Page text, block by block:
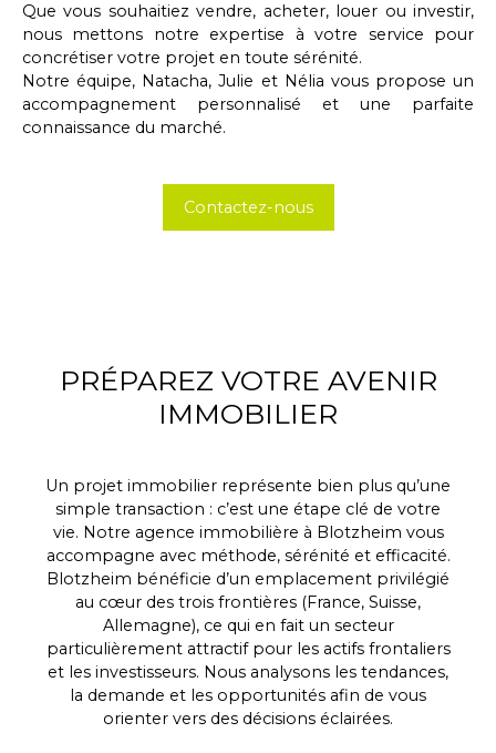
Que vous souhaitiez vendre, acheter, louer ou investir,
nous mettons notre expertise à votre service pour
concrétiser votre projet en toute sérénité.
Notre équipe, Natacha, Julie et Nélia vous propose un
accompagnement personnalisé et une parfaite
connaissance du marché.
Contactez-nous
PRÉPAREZ VOTRE AVENIR
IMMOBILIER
Un projet immobilier représente bien plus qu’une
simple transaction : c’est une étape clé de votre
vie. Notre agence immobilière à Blotzheim vous
accompagne avec méthode, sérénité et efficacité.
Blotzheim bénéficie d’un emplacement privilégié
au cœur des trois frontières (France, Suisse,
Allemagne), ce qui en fait un secteur
particulièrement attractif pour les actifs frontaliers
et les investisseurs. Nous analysons les tendances,
la demande et les opportunités afin de vous
orienter vers des décisions éclairées.